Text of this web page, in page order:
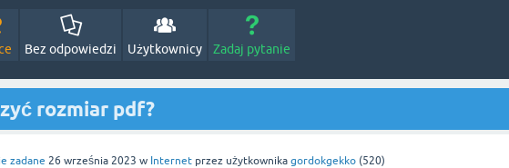
Bez odpowiedzi Użytkownicy Zadaj pytanie
rozmiar pdf?
zadane 26 września 2023 w Internet przez użytkownika gordokgekko (520)